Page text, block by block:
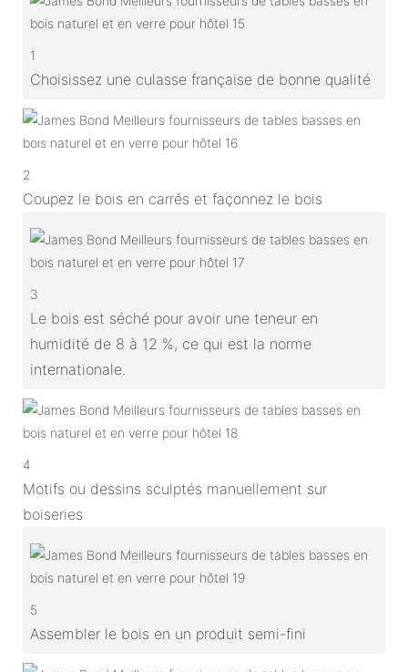
1
Choisissez une culasse française de bonne qualité
2
Coupez le bois en carrés et façonnez le bois
3
Le bois est séché pour avoir une teneur en
humidité de 8 à 12 %, ce qui est la norme
internationale.
4
Motifs ou dessins sculptés manuellement sur
boiseries
5
Assembler le bois en un produit semi-fini